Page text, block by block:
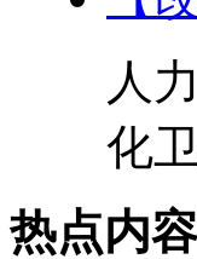
人
化
热点内容